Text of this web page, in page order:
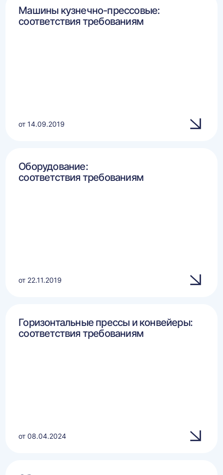
Машины кузнечно-прессовые:
соответствия требованиям
от 14.09.2019
Оборудование:
соответствия требованиям
от 22.11.2019
Горизонтальные прессы и конвейеры:
соответствия требованиям
от 08.04.2024